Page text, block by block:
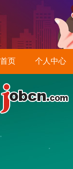
首页 个人中心